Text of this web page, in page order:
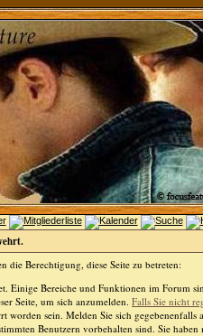
Berechtigung, diese Seite zu betreten:
Einige Bereiche und Funktionen im Forum
Seite, um sich anzumelden. Falls Sie nicht
worden sein. Melden Sie sich
Benutzern vorbehalten sind. Sie